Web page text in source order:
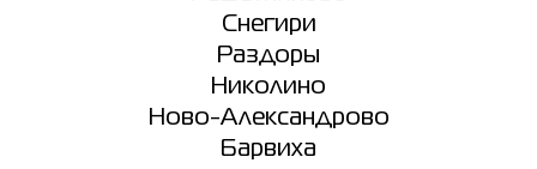
Снегири
Раздоры
Николино
Ново-Александрово
Барвиха